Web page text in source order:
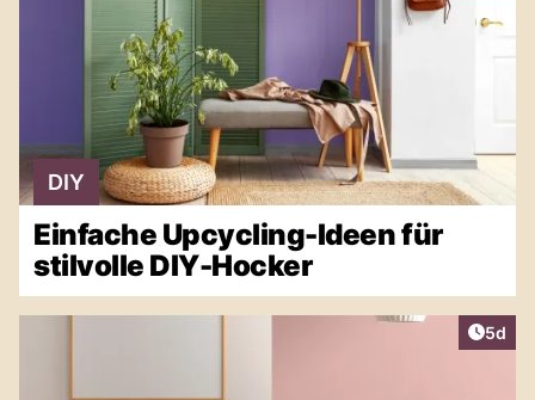
DIY
Einfache Upcycling-Ideen für
stilvolle DIY-Hocker
5d